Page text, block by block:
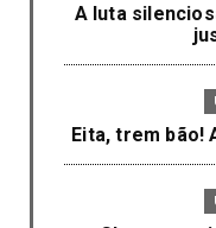
A luta
Eita, trem bão!